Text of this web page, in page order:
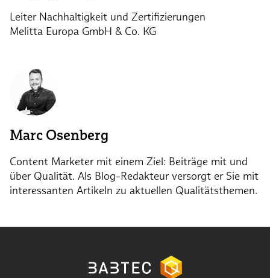
Leiter Nachhaltigkeit und Zertifizierungen
Melitta Europa GmbH & Co. KG
Marc Osenberg
Content Marketer mit einem Ziel: Beiträge mit und
über Qualität. Als Blog-Redakteur versorgt er Sie mit
interessanten Artikeln zu aktuellen Qualitätsthemen.